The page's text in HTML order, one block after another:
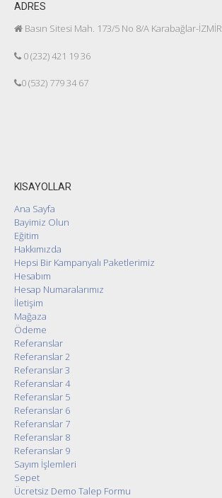
ADRES
Basın Sitesi Mah. 173/5 No 8/A Karabağlar-İZMİR
0 (232) 421 19 36
0 (532) 779 34 67
KISAYOLLAR
Ana Sayfa
Bayimiz Olun
Eğitim
Hakkımızda
Hepsi Bir Kampanyalı Paketlerimiz
Hesabım
Hesap Numaralarımız
İletişim
Mağaza
Ödeme
Referanslar
Referanslar 2
Referanslar 3
Referanslar 4
Referanslar 5
Referanslar 6
Referanslar 7
Referanslar 8
Referanslar 9
Sayım İşlemleri
Sepet
Ücretsiz Demo Talep Formu